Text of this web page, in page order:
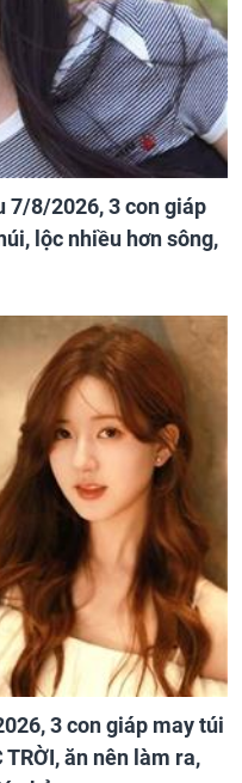
7/8/2026, 3 con giáp
lộc nhiều hơn sông,
3 con giáp may túi
TRỜI, ăn nên làm ra,